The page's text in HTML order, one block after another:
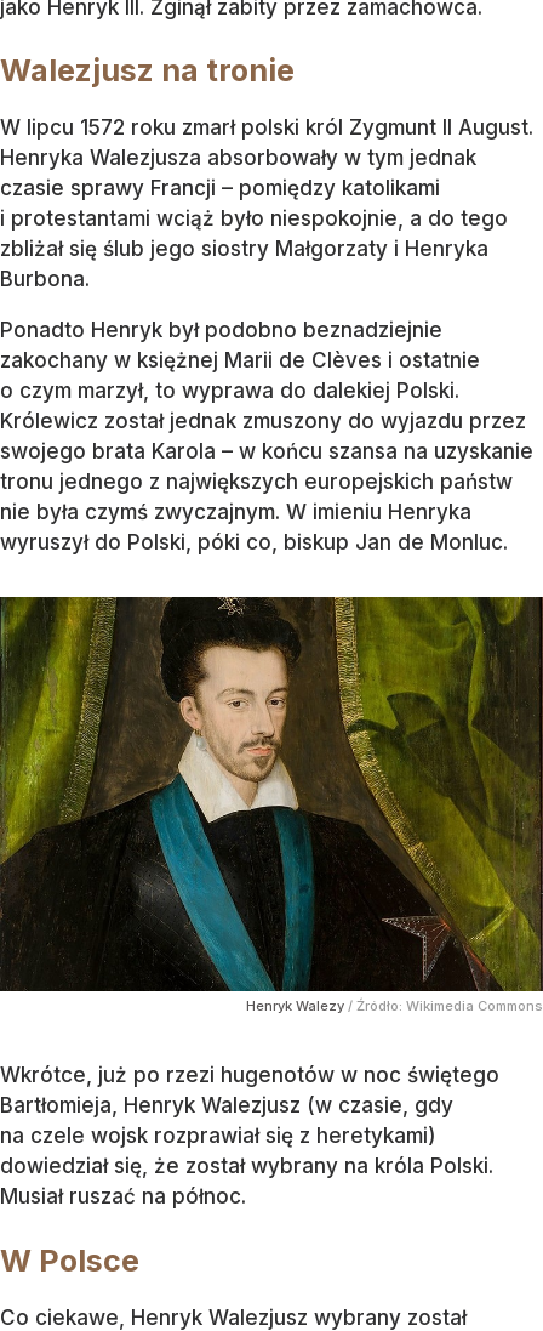
jako Henryk III. Zginął zabity przez zamachowca.
Walezjusz na tronie
W lipcu 1572 roku zmarł polski król Zygmunt II August.
Henryka Walezjusza absorbowały w tym jednak
czasie sprawy Francji – pomiędzy katolikami
i protestantami wciąż było niespokojnie, a do tego
zbliżał się ślub jego siostry Małgorzaty i Henryka
Burbona.
Ponadto Henryk był podobno beznadziejnie
zakochany w księżnej Marii de Clèves i ostatnie
o czym marzył, to wyprawa do dalekiej Polski.
Królewicz został jednak zmuszony do wyjazdu przez
swojego brata Karola – w końcu szansa na uzyskanie
tronu jednego z największych europejskich państw
nie była czymś zwyczajnym. W imieniu Henryka
wyruszył do Polski, póki co, biskup Jan de Monluc.
Henryk Walezy / Źródło: Wikimedia Commons
Wkrótce, już po rzezi hugenotów w noc świętego
Bartłomieja, Henryk Walezjusz (w czasie, gdy
na czele wojsk rozprawiał się z heretykami)
dowiedział się, że został wybrany na króla Polski.
Musiał ruszać na północ.
W Polsce
Co ciekawe, Henryk Walezjusz wybrany został